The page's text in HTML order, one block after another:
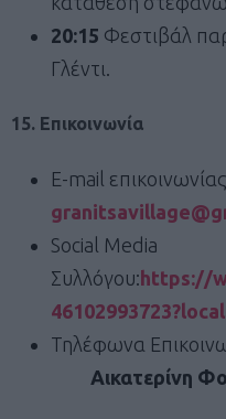
20:15 Φεστιβάλ
Γλέντι.
15. Επικοινωνία
E-mail
Social Media
Συλλόγου:https://
Τηλέφωνα
Αικατερίνη